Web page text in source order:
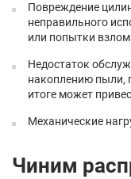
Повреждение
неправильного
или попытки
Недостаток
накоплению пыли,
итоге может
Механические
Чиним